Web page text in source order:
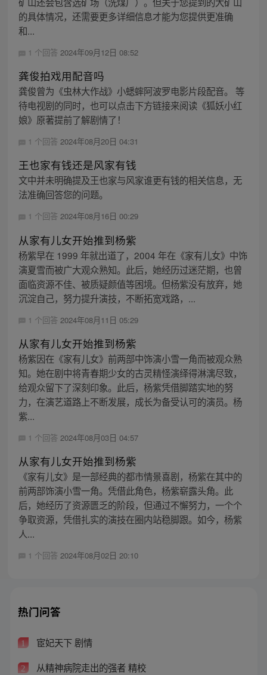
的具体情况，还需要更多详细信息才能为您提供更准确
和...
1 个回答 2024年09月12日 08:52
龚俊拍戏用配音吗
龚俊曾为《虫林大作战》小蟋蟀阿波罗电影片段配音。 等
待电视剧的同时，也可以点击下方链接来阅读《狐妖小红
娘》原著提前了解剧情了！
1 个回答 2024年08月20日 04:31
王也家有钱还是风家有钱
文中并未明确提及王也家与风家谁更有钱的相关信息，无
法准确回答您的问题。
1 个回答 2024年08月16日 00:29
从家有儿女开始推到杨紫
杨紫早在 1999 年就出道了，2004 年在《家有儿女》中饰
演夏雪而被广大观众熟知。此后，她经历过迷茫期，也曾
面临资源不佳、被质疑颜值等困境。但杨紫没有放弃，她
沉淀自己，努力提升演技，不断拓宽戏路，...
1 个回答 2024年08月11日 05:29
从家有儿女开始推到杨紫
杨紫因在《家有儿女》前两部中饰演小雪一角而被观众熟
知。她在剧中将青春期少女的古灵精怪演绎得淋漓尽致，
给观众留下了深刻印象。此后，杨紫凭借脚踏实地的努
力，在演艺道路上不断发展，成长为备受认可的演员。杨
紫...
1 个回答 2024年08月03日 04:57
从家有儿女开始推到杨紫
《家有儿女》是一部经典的都市情景喜剧，杨紫在其中的
前两部饰演小雪一角。凭借此角色，杨紫崭露头角。此
后，她经历了资源匮乏的阶段，但通过不懈努力，一个个
争取资源，凭借扎实的演技在圈内站稳脚跟。如今，杨紫
人...
1 个回答 2024年08月02日 20:10
热门问答
1 宦妃天下 剧情
2 从精神病院走出的强者 精校